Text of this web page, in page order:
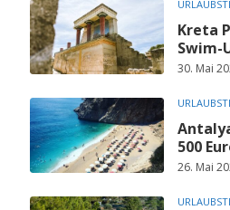
Kreta
Swim-
30. Mai
500
26. Mai